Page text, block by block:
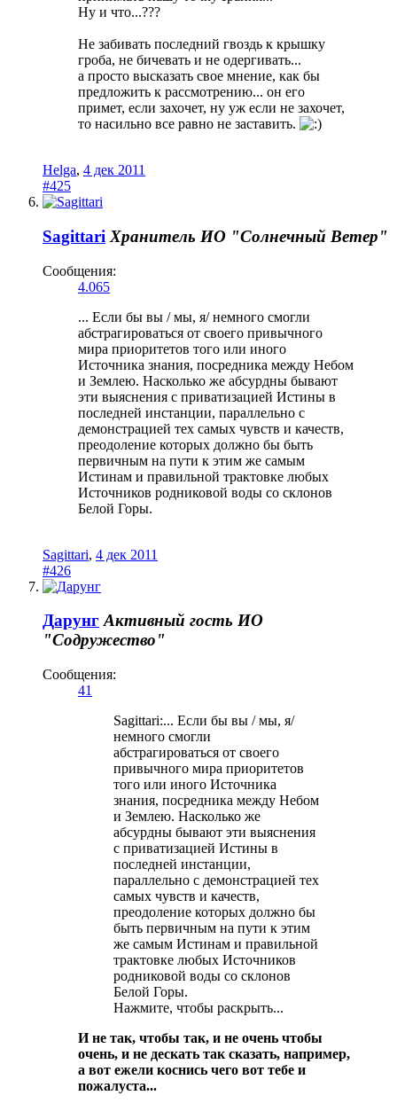
Ну и что...???
Не забивать последний гвоздь к крышку
гроба, не бичевать и не одергивать...
а просто высказать свое мнение, как бы
предложить к рассмотрению... он его
примет, если захочет, ну уж если не захочет,
то насильно все равно не заставить.
Helga, 4 дек 2011
#425
Sagittari Хранитель ИО "Солнечный Ветер"
Сообщения:
4.065
... Если бы вы / мы, я/ немного смогли
абстрагироваться от своего привычного
мира приоритетов того или иного
Источника знания, посредника между Небом
и Землею. Насколько же абсурдны бывают
эти выяснения с приватизацией Истины в
последней инстанции, параллельно с
демонстрацией тех самых чувств и качеств,
преодоление которых должно бы быть
первичным на пути к этим же самым
Истинам и правильной трактовке любых
Источников родниковой воды со склонов
Белой Горы.
Sagittari, 4 дек 2011
#426
Дарунг Активный гость ИО
"Содружество"
Сообщения:
41
Sagittari:... Если бы вы / мы, я/
немного смогли
абстрагироваться от своего
привычного мира приоритетов
того или иного Источника
знания, посредника между Небом
и Землею. Насколько же
абсурдны бывают эти выяснения
с приватизацией Истины в
последней инстанции,
параллельно с демонстрацией тех
самых чувств и качеств,
преодоление которых должно бы
быть первичным на пути к этим
же самым Истинам и правильной
трактовке любых Источников
родниковой воды со склонов
Белой Горы.
Нажмите, чтобы раскрыть...
И не так, чтобы так, и не очень чтобы
очень, и не дескать так сказать, например,
а вот ежели коснись чего вот тебе и
пожалуста...